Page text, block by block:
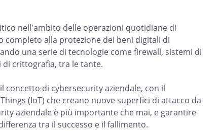
nell'ambito delle operazioni quotidiane di
completo alla protezione dei beni digitali di
una serie di tecnologie come firewall, sistemi di
crittografia, tra le tante.
concetto di cybersecurity aziendale, con il
(IoT) che creano nuove superfici di attacco da
aziendale è più importante che mai, e garantire
tra il successo e il fallimento.